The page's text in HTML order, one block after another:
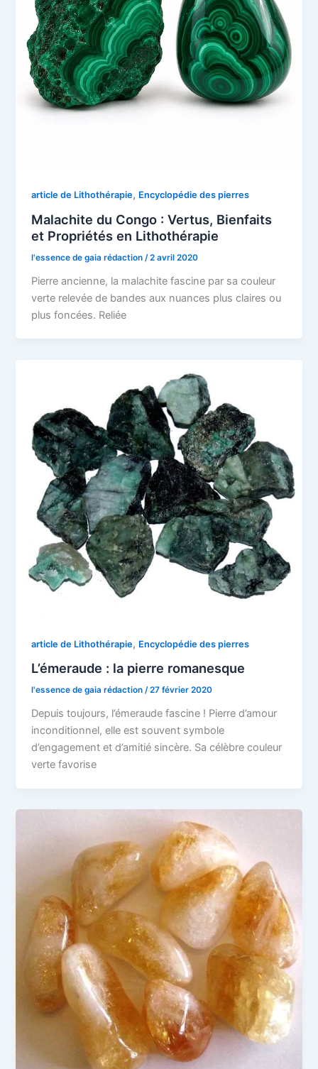
article de Lithothérapie, Encyclopédie des pierres
Malachite du Congo : Vertus, Bienfaits
et Propriétés en Lithothérapie
l'essence de gaia rédaction /2 avril 2020
Pierre ancienne, la malachite fascine par sa couleur
verte relevée de bandes aux nuances plus claires ou
plus foncées. Reliée
article de Lithothérapie, Encyclopédie des pierres
L’émeraude : la pierre romanesque
l'essence de gaia rédaction/27 février 2020
Depuis toujours, l’émeraude fascine ! Pierre d’amour
inconditionnel, elle est souvent symbole
d’engagement et d’amitié sincère. Sa célèbre couleur
verte favorise